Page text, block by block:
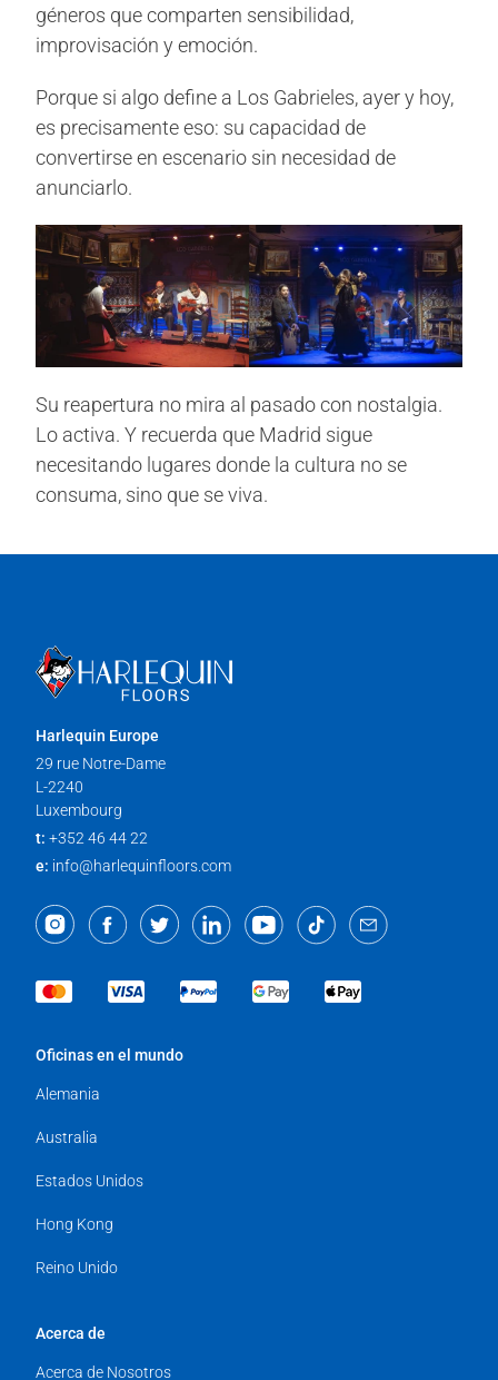
géneros que comparten sensibilidad,
improvisación y emoción.
Porque si algo define a Los Gabrieles, ayer y hoy,
es precisamente eso: su capacidad de
convertirse en escenario sin necesidad de
anunciarlo.
Su reapertura no mira al pasado con nostalgia.
Lo activa. Y recuerda que Madrid sigue
necesitando lugares donde la cultura no se
consuma, sino que se viva.
Harlequin Europe
29 rue Notre-Dame
L-2240
Luxembourg
t: +352 46 44 22
e: info@harlequinfloors.com
Oficinas en el mundo
Alemania
Australia
Estados Unidos
Hong Kong
Reino Unido
Acerca de
Acerca de Nosotros